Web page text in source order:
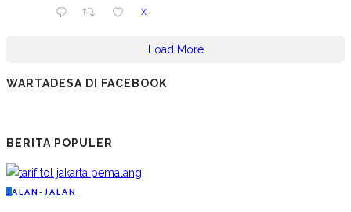
X
Load More
WARTADESA DI FACEBOOK
BERITA POPULER
J ALAN-JALAN